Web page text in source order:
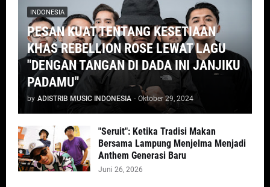
INDONESIA
PESAN KUAT TENTANG KESETIAAN
KHAS REBELLION ROSE LEWAT LAGU
"DENGAN TANGAN DI DADA INI JANJIKU
PADAMU"
by ADISTRIB MUSIC INDONESIA - Oktober 29, 2024
"Seruit": Ketika Tradisi Makan
Bersama Lampung Menjelma Menjadi
Anthem Generasi Baru
Juni 26, 2026